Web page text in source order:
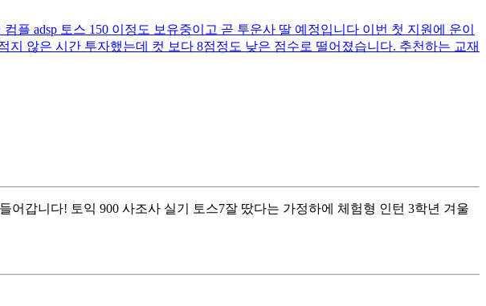
adsp 토스 150 이정도 보유중이고 곧 투운사 딸 예정입니다 이번 첫 지원에 운이
않은 시간 투자했는데 컷 보다 8점정도 낮은 점수로 떨어졌습니다. 추천하는 교재
어갑니다! 토익 900 사조사 실기 토스7 ​ 잘 땄다는 가정하에 체험형 인턴 3학년 겨울